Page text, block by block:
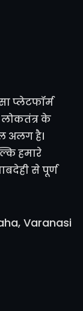
प्लेटफॉर्म
लोकतंत्र के
अलग है।
हमारे
से पूर्ण
Varanasi